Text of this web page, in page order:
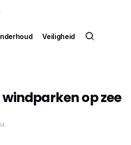
Veiligheid
op zee